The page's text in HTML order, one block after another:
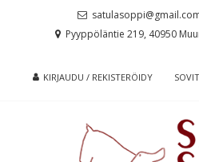
Pyyppöläntie 219, 40950
KIRJAUDU / REKISTERÖIDY